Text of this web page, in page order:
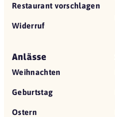
Restaurant vorschlagen
Widerruf
Anlässe
Weihnachten
Geburtstag
Ostern